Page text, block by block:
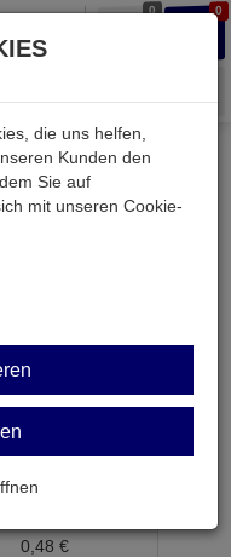
0 0
mechanisch
RJ14 snap
0, 48 €
die uns helfen,
Kunden den
Sie auf
mit unseren Cookie-